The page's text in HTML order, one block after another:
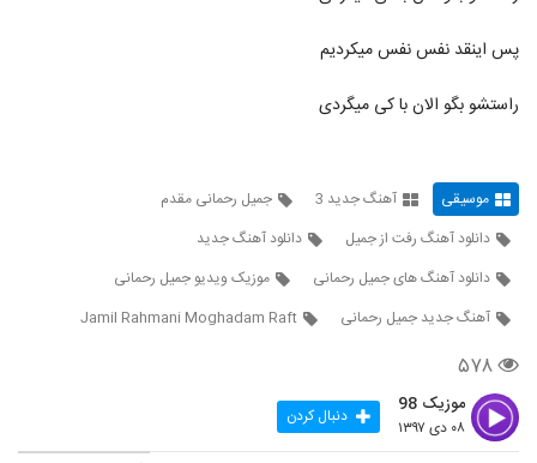
311
۴۹۷ بازدید
۱,۰۲۱ بازدید
معین پرکار آهنگ سو تفاهم
315
دانلود آهنگ دور بمان از دسیبل بند به همراه
متن ترانه
۴۸۲ بازدید
پس اینقد نفس نفس میکردیم
راستشو بگو الان با کی میگردی
موسیقی آهنگ جدید 3
جمیل رحمانی مقدم
دانلود آهنگ رفت از جمیل
دانلود آهنگ جدید
دانلود آهنگ های جمیل رحمانی
موزیک ویدیو جمیل رحمانی
آهنگ جدید جمیل رحمانی
Jamil Rahmani Moghadam Raft
۵۷۸
موزیک 98
۰۸ دی ۱۳۹۷ دنبال کردن